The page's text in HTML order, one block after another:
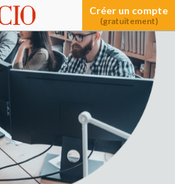
Créer un compte
(gratuitement)